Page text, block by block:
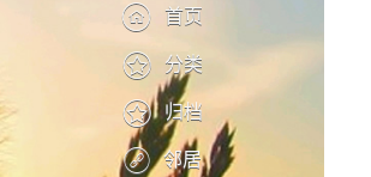
首页
分类
归档
邻居